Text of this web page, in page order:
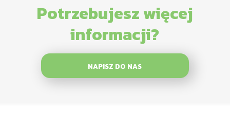
Potrzebujesz więcej
informacji?
NAPISZ DO NAS